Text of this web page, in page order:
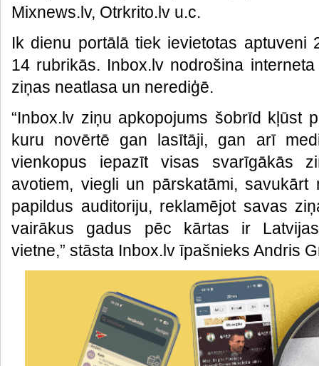
Mixnews.lv, Otrkrito.lv u.c.
Ik dienu portālā tiek ievietotas aptuveni
14 rubrikās. Inbox.lv nodrošina
ziņas neatlasa un nerediģē.
“Inbox.lv ziņu apkopojums šobrīd kļūst
kuru novērtē gan lasītāji, gan arī
vienkopus iepazīt visas svarīgākās
avotiem, viegli un pārskatāmi,
papildus auditoriju, reklamējot savas
vairākus gadus pēc kārtas ir
vietne,” stāsta Inbox.lv īpašnieks Andris